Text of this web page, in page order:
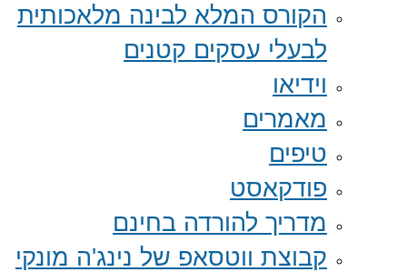
הקורס המלא לבינה מלאכותית
לבעלי עסקים קטנים
וידיאו
מאמרים
טיפים
פודקאסט
מדריך להורדה בחינם
קבוצת ווטסאפ של נינג'ה מונקי​